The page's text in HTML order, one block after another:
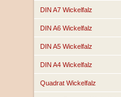
DIN A7 Wickelfalz
DIN A6 Wickelfalz
DIN A5 Wickelfalz
DIN A4 Wickelfalz
Quadrat Wickelfalz